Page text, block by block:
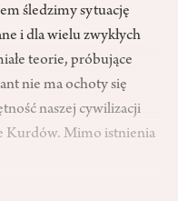
śledzimy sytuację
i dla wielu zwykłych
teorie, próbujące
nie ma ochoty się
naszej cywilizacji
Kurdów. Mimo istnienia